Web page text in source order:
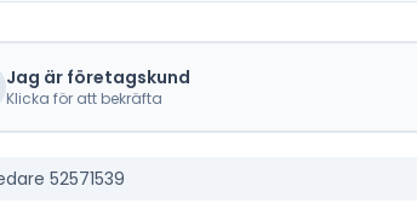
Jag är företagskund
Klicka för att bekräfta
52571539